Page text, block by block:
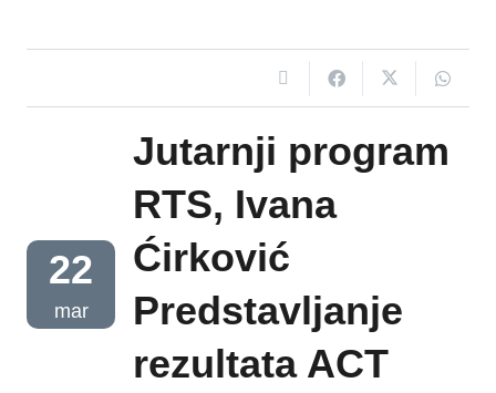
22
mar
Jutarnji program
RTS, Ivana
Ćirković
Predstavljanje
rezultata ACT